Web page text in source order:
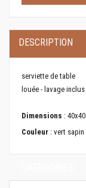
DESCRIPTION
serviette de table
louée - lavage inclus
Dimensions : 40x40
Couleur : vert sapin